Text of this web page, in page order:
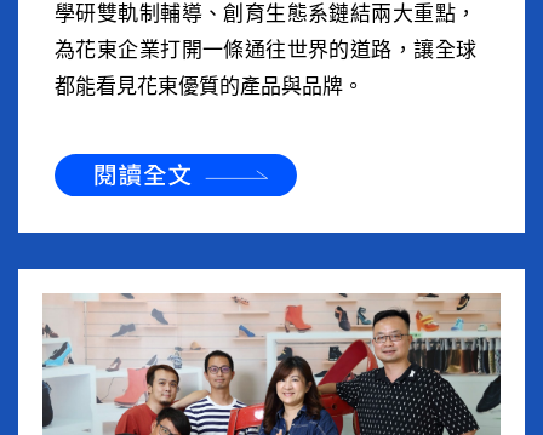
學研雙軌制輔導、創育生態系鏈結兩大重點，
為花東企業打開一條通往世界的道路，讓全球
都能看見花東優質的產品與品牌。